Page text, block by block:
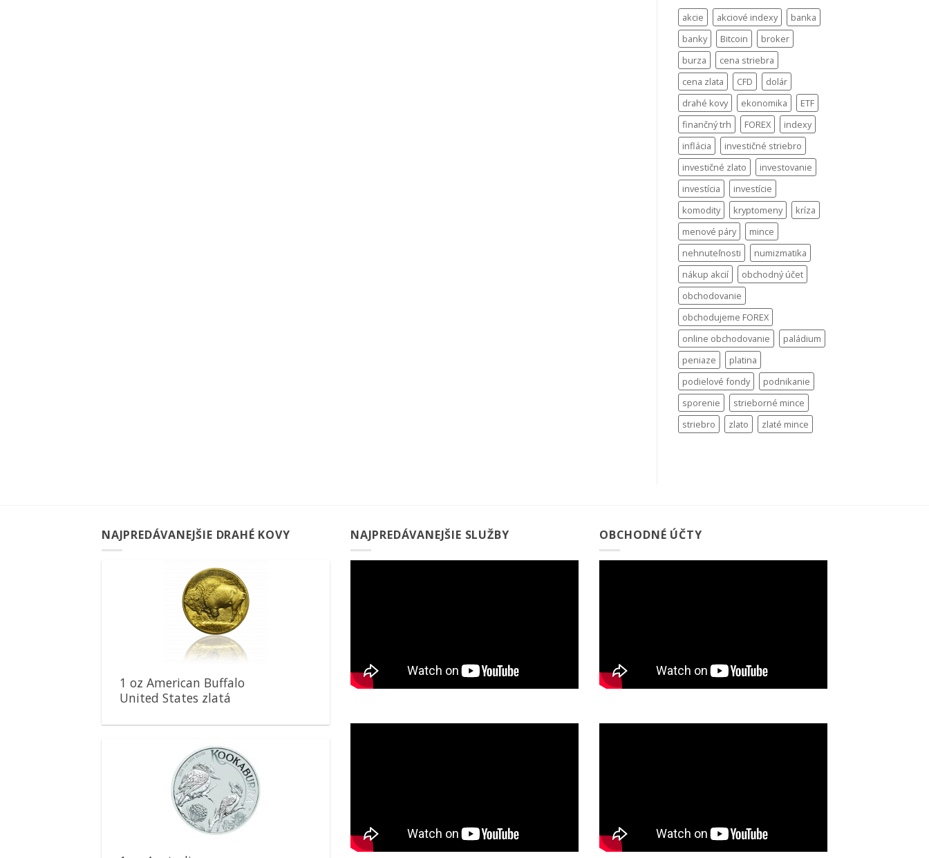
akcie akciové indexy
banka
banky
Bitcoin
broker
burza
cena striebra
cena zlata
CFD
dolár
drahé kovy
ekonomika
ETF
finančný trh
FOREX
indexy
inflácia
investičné striebro
investičné zlato
investovanie
investícia
investície
komodity
kryptomeny
kríza
menové páry
mince
nehnuteľnosti
numizmatika
nákup akcií
obchodný účet
obchodovanie
obchodujeme FOREX
online obchodovanie
paládium
peniaze
platina
podielové fondy
podnikanie
sporenie
strieborné mince
striebro
zlato zlaté mince
NAJPREDÁVANEJŠIE DRAHÉ KOVY
Pridať k
obľúbeným
1 oz American Buffalo
United States zlatá
Pridať k
obľúbeným
NAJPREDÁVANEJŠIE SLUŽBY OBCHODNÉ ÚČTY